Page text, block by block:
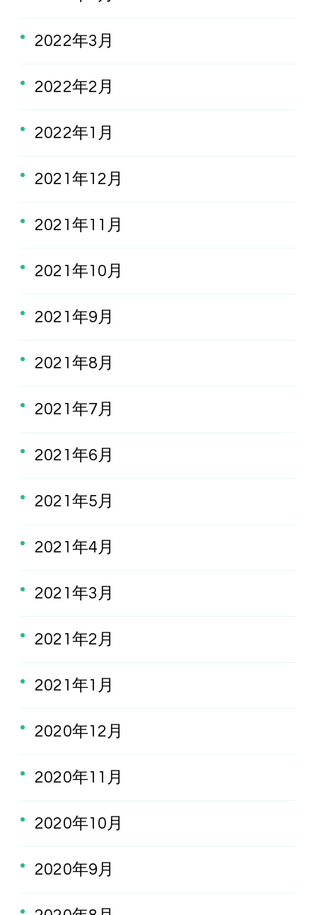
2022年3月
2022年2月
2022年1月
2021年12月
2021年11月
2021年10月
2021年9月
2021年8月
2021年7月
2021年6月
2021年5月
2021年4月
2021年3月
2021年2月
2021年1月
2020年12月
2020年11月
2020年10月
2020年9月